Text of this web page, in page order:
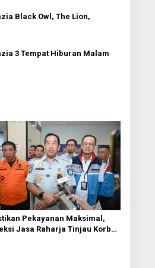
Black Owl, The Lion,
3 Tempat Hiburan Malam
Pekayanan Maksimal,
Jasa Raharja Tinjau Korban